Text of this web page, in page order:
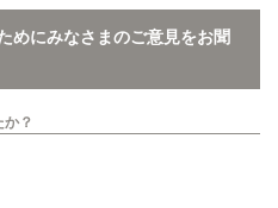
めにみなさまのご意見をお聞
？